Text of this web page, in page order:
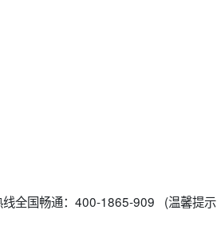
全国畅通：400-1865-909 (温馨提示